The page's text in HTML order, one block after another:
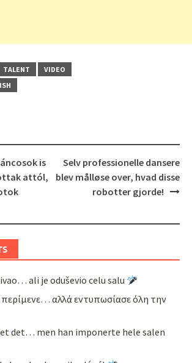
TALENT
VIDEO
is
attól,
Selv professionelle dansere
blev målløse over, hvad disse
robotter gjorde!
ali je oduševio celu salu
περίμενε… αλλά εντυπωσίασε όλη την
det… men han imponerte hele salen